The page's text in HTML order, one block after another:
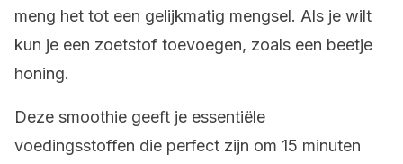
meng het tot een gelijkmatig mengsel. Als je wilt
kun je een zoetstof toevoegen, zoals een beetje
honing.
Deze smoothie geeft je essentiële
voedingsstoffen die perfect zijn om 15 minuten